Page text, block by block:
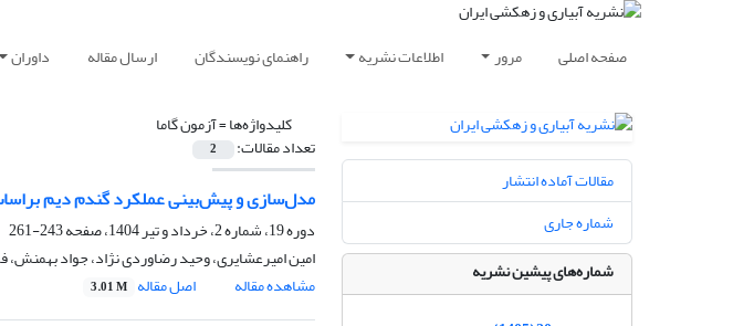
صفحه اصلی مرور اطلاعات نشریه راهنمای نویسندگان ارسال مقاله داوران
کلیدواژه‌ها =آزمون گاما
تعداد مقالات: 2
مدل‌سازی و پیش‌بینی عملکرد گندم دیم
دوره 19، شماره 2، خرداد و تیر 1404، صفحه
243-261
امین امیرعشایری، وحید رضاوردی نژاد، جواد بهمنش،
مشاهده مقاله
اصل مقاله 3.01 M
مقالات آماده انتشار
شماره جاری
شماره‌های پیشین نشریه